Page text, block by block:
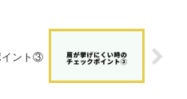
イント③